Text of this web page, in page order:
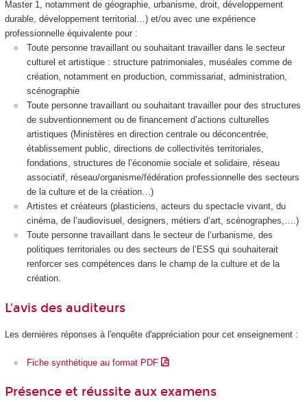
Master 1, notamment de géographie, urbanisme, droit, développement
durable, développement territorial…) et/ou avec une expérience
professionnelle équivalente pour :
Toute personne travaillant ou souhaitant travailler dans le secteur
culturel et artistique : structure patrimoniales, muséales comme de
création, notamment en production, commissariat, administration,
scénographie
Toute personne travaillant ou souhaitant travailler pour des structures
de subventionnement ou de financement d’actions culturelles
artistiques (Ministères en direction centrale ou déconcentrée,
établissement public, directions de collectivités territoriales,
fondations, structures de l’économie sociale et solidaire, réseau
associatif, réseau/organisme/fédération professionnelle des secteurs
de la culture et de la création…)
Artistes et créateurs (plasticiens, acteurs du spectacle vivant, du
cinéma, de l’audiovisuel, designers, métiers d’art, scénographes,….)
Toute personne travaillant dans le secteur de l’urbanisme, des
politiques territoriales ou des secteurs de l’ESS qui souhaiterait
renforcer ses compétences dans le champ de la culture et de la
création.
L'avis des auditeurs
Les dernières réponses à l'enquête d'appréciation pour cet enseignement :
Fiche synthétique au format PDF
Présence et réussite aux examens